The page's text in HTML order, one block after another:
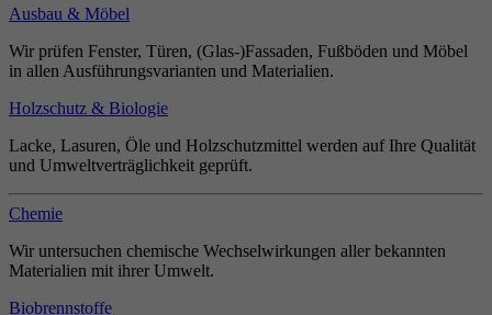
Ausbau & Möbel
Wir prüfen Fenster, Türen, (Glas-)Fassaden, Fußböden und Möbel
in allen Ausführungsvarianten und Materialien.
Holzschutz & Biologie
Lacke, Lasuren, Öle und Holzschutzmittel werden auf Ihre Qualität
und Umweltverträglichkeit geprüft.
Chemie
Wir untersuchen chemische Wechselwirkungen aller bekannten
Materialien mit ihrer Umwelt.
Biobrennstoffe